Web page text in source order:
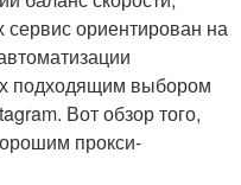
сервис ориентирован на
подходящим выбором
Вот обзор того,
прокси-